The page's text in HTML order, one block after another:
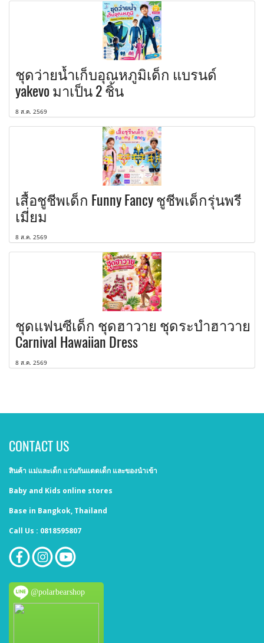
ชุดว่ายน้ำเก็บอุณหภูมิเด็ก แบรนด์
yakevo มาเป็น 2 ชิ้น
8 ส.ค. 2569
เสื้อชูชีพเด็ก Funny Fancy ชูชีพเด็กรุ่นพรี
เมี่ยม
8 ส.ค. 2569
ชุดแฟนซีเด็ก ชุดฮาวาย ชุดระบำฮาวาย
Carnival Hawaiian Dress
8 ส.ค. 2569
CONTACT US
สินค้า แม่และเด็ก แว่นกันแดดเด็ก และของนำเข้า
Baby and Kids online stores
Base in Bangkok, Thailand
Call Us : 0818595807
@polarbearshop